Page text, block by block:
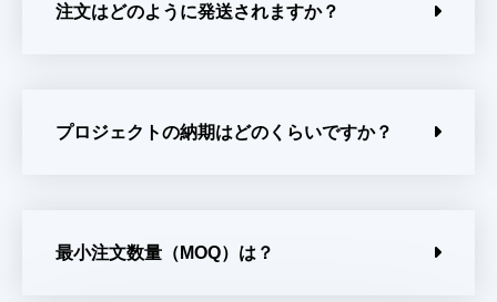
注文はどのように発送されますか？
プロジェクトの納期はどのくらいですか？
最小注文数量（MOQ）は？